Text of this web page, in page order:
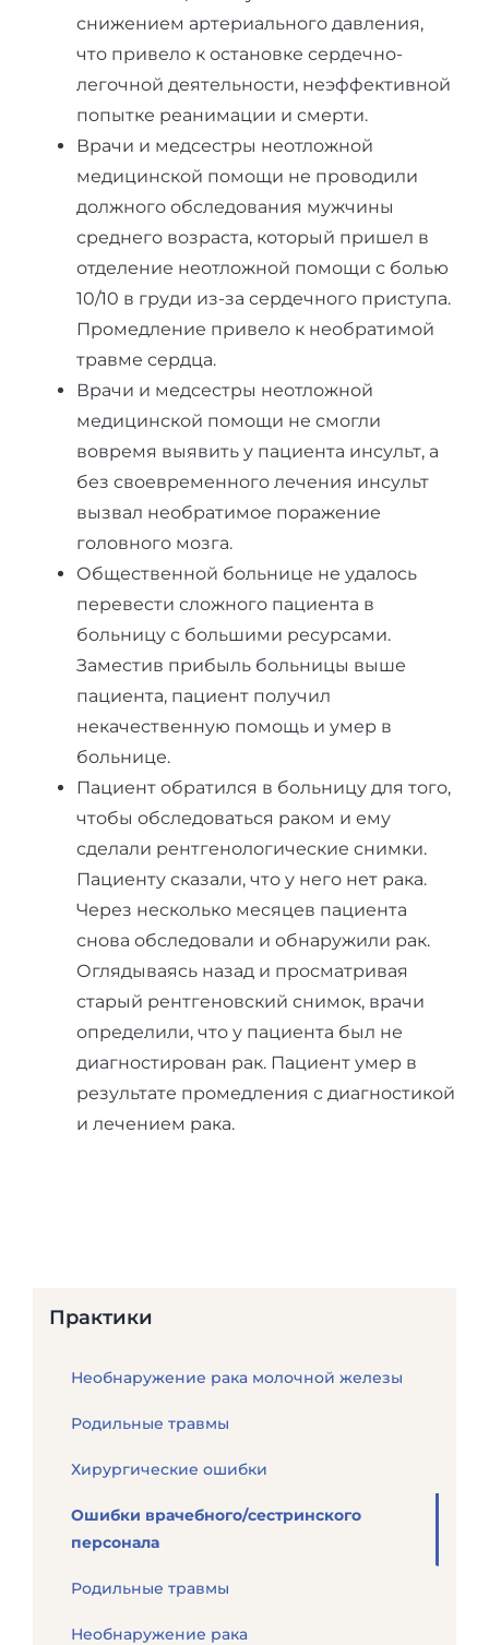
снижением артериального давления,
что привело к остановке сердечно-
легочной деятельности, неэффективной
попытке реанимации и смерти.
Врачи и медсестры неотложной
медицинской помощи не проводили
должного обследования мужчины
среднего возраста, который пришел в
отделение неотложной помощи с болью
10/10 в груди из-за сердечного приступа.
Промедление привело к необратимой
травме сердца.
Врачи и медсестры неотложной
медицинской помощи не смогли
вовремя выявить у пациента инсульт, а
без своевременного лечения инсульт
вызвал необратимое поражение
головного мозга.
Общественной больнице не удалось
перевести сложного пациента в
больницу с большими ресурсами.
Заместив прибыль больницы выше
пациента, пациент получил
некачественную помощь и умер в
больнице.
Пациент обратился в больницу для того,
чтобы обследоваться раком и ему
сделали рентгенологические снимки.
Пациенту сказали, что у него нет рака.
Через несколько месяцев пациента
снова обследовали и обнаружили рак.
Оглядываясь назад и просматривая
старый рентгеновский снимок, врачи
определили, что у пациента был не
диагностирован рак. Пациент умер в
результате промедления с диагностикой
и лечением рака.
Практики
Необнаружение рака молочной железы
Родильные травмы
Хирургические ошибки
Ошибки врачебного/сестринского
персонала
Родильные травмы
Необнаружение рака